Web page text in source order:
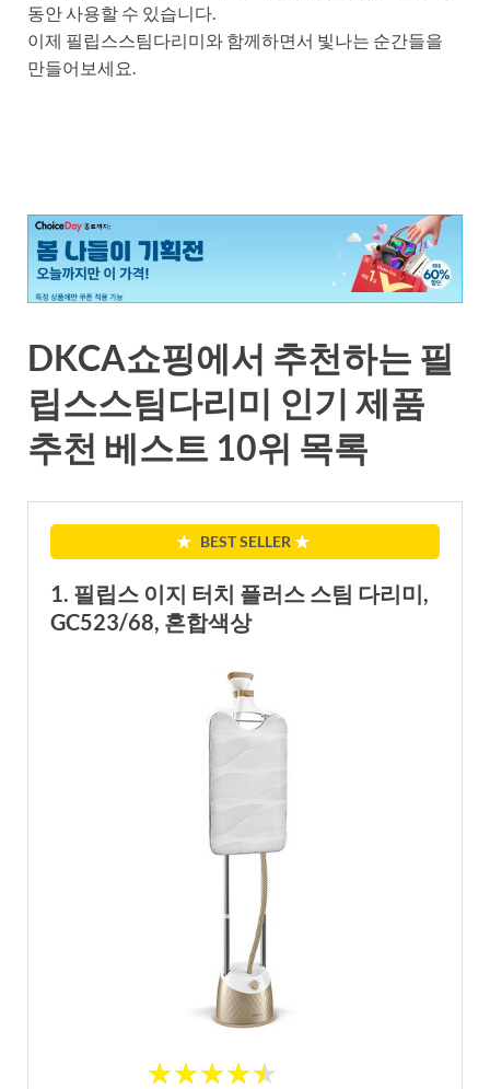
동안 사용할 수 있습니다.
이제 필립스스팀다리미와 함께하면서 빛나는 순간들을
만들어보세요.
DKCA쇼핑에서 추천하는 필
립스스팀다리미 인기 제품
추천 베스트 10위 목록
★ BEST SELLER ★
1. 필립스 이지 터치 플러스 스팀 다리미,
GC523/68, 혼합색상
★★★★★
★★★★★